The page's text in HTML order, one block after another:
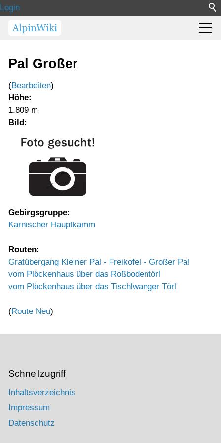
Login
Pal Großer
(Bearbeiten)
Höhe:
1.809 m
Bild:
Gebirgsgruppe:
Karnischer Hauptkamm
Routen:
Gratübergang Kleiner Pal - Freikofel - Großer Pal
vom Plöckenhaus über das Roßbodentörl
vom Plöckenhaus über das Tischlwanger Törl
(Route Neu)
Schnellzugriff
Inhaltsverzeichnis
Impressum
Datenschutz